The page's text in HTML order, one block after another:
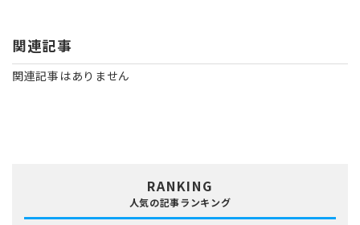
関連記事
関連記事はありません
RANKING
人気の記事ランキング